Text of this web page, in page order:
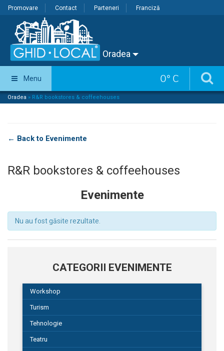
Promovare Contact Parteneri Franciză
Oradea
0° C
Menu
Oradea » R&R bookstores & coffeehouses
← Back to Evenimente
R&R bookstores & coffeehouses
Evenimente
Nu au fost găsite rezultate.
CATEGORII EVENIMENTE
Workshop
Turism
Tehnologie
Teatru